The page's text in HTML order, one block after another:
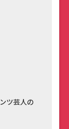
ツ芸人の